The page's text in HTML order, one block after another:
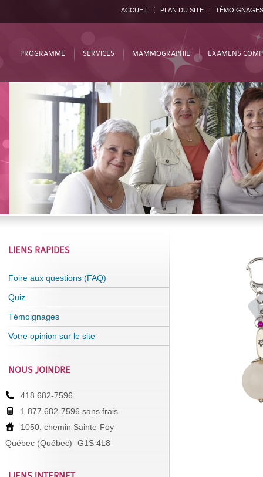
ACCUEIL PLAN DU SITE TÉMOIGNAGES
PROGRAMME SERVICES MAMMOGRAPHIE EXAMENS
LIENS RAPIDES
Foire aux questions (FAQ)
Quiz
Témoignages
Votre opinion sur le site
NOUS JOINDRE
418 682-7596
1 877 682-7596 sans frais
1050, chemin Sainte-Foy
Québec (Québec)
G1S 4L8